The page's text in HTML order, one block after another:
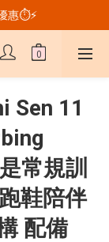
惠⏱️⚡
Sen 11
常規訓
鞋陪伴
配備